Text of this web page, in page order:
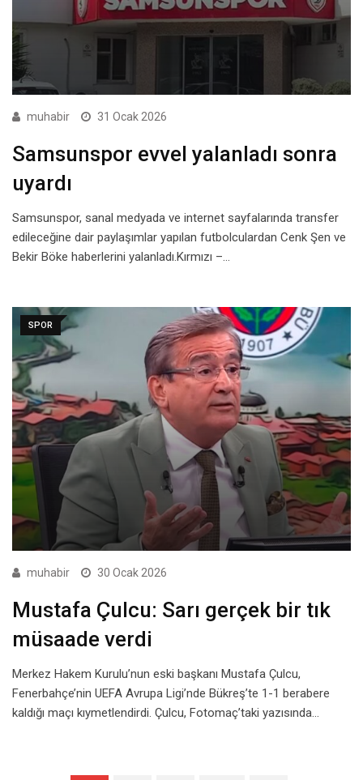
muhabir 31 Ocak 2026
Samsunspor evvel yalanladı sonra
uyardı
Samsunspor, sanal medyada ve internet sayfalarında transfer
edileceğine dair paylaşımlar yapılan futbolculardan Cenk Şen ve
Bekir Böke haberlerini yalanladı.Kırmızı –…
SPOR
muhabir 30 Ocak 2026
Mustafa Çulcu: Sarı gerçek bir tık
müsaade verdi
Merkez Hakem Kurulu’nun eski başkanı Mustafa Çulcu,
Fenerbahçe’nin UEFA Avrupa Ligi’nde Bükreş’te 1-1 berabere
kaldığı maçı kıymetlendirdi. Çulcu, Fotomaç’taki yazısında…